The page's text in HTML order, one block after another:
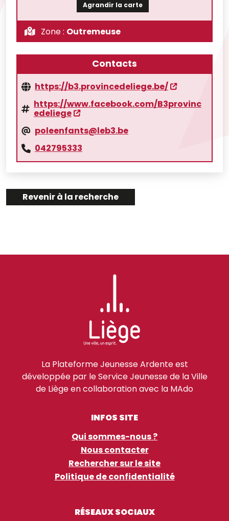
Agrandir la carte
Zone : Outremeuse
Contacts
https://b3.provincedeliege.be/
https://www.facebook.com/B3provinc
edeliege
poleenfants@leb3.be
042795333
Revenir à la recherche
La Plateforme Jeunesse Ardente est
développée par le Service Jeunesse de la Ville
de Liège en collaboration avec la MAdo
INFOS SITE
Qui sommes-nous ?
Nous contacter
Rechercher sur le site
Politique de confidentialité
RÉSEAUX SOCIAUX